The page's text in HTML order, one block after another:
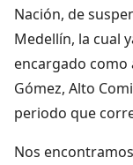
Nación, de
Medellín, la cual
encargado como
Gómez, Alto
periodo que
Nos